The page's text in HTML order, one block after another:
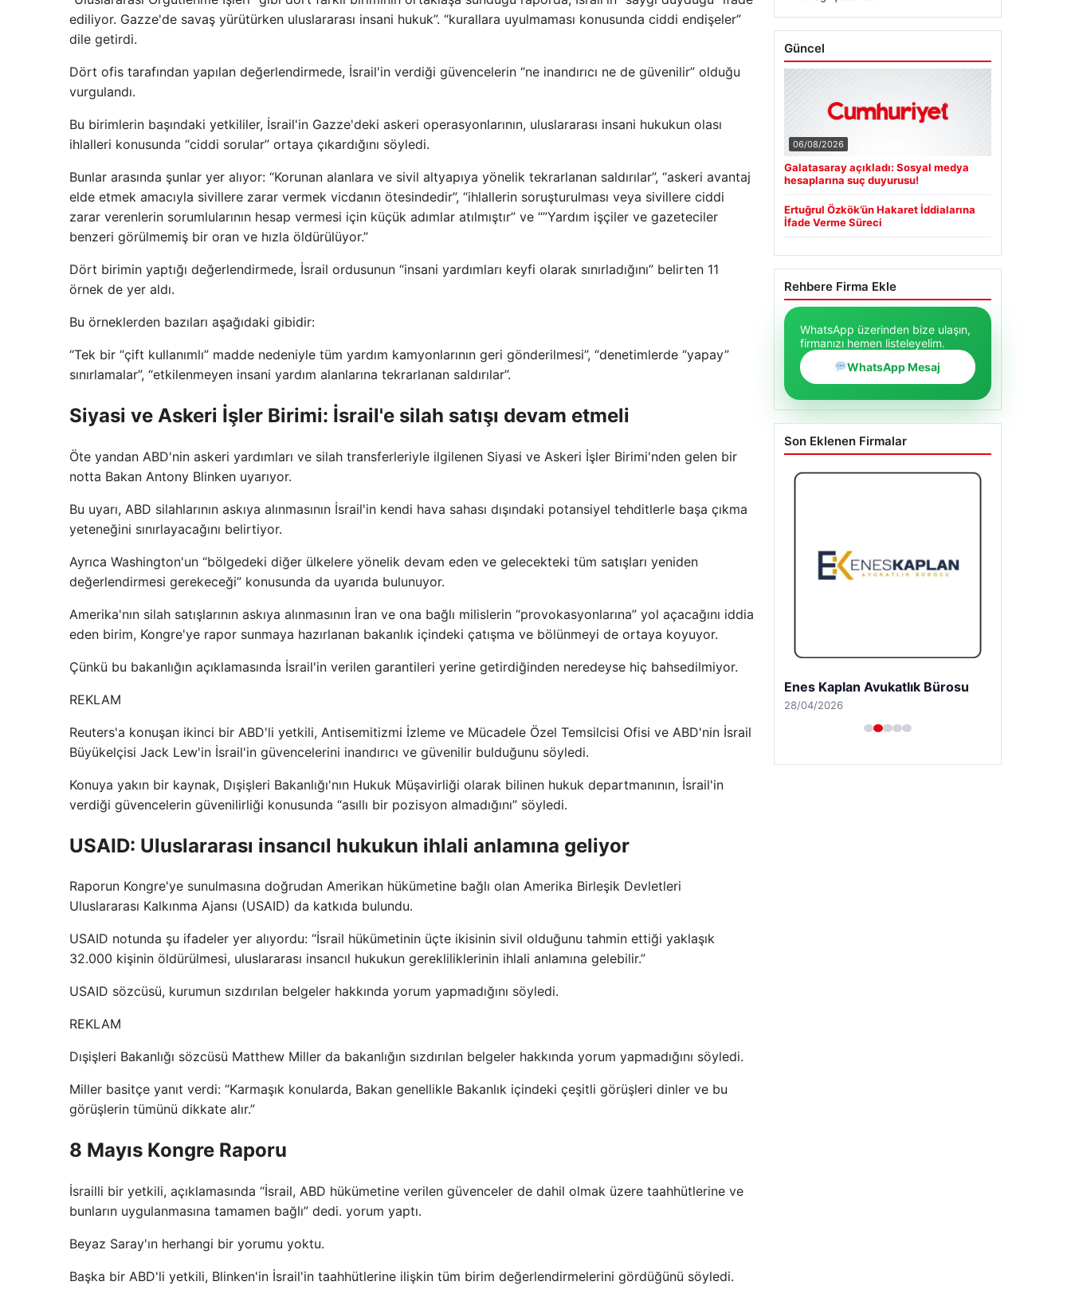
ediliyor. Gazze'de savaş yürütürken uluslararası insani hukuk”. “kurallara uyulmaması konusunda ciddi endişeler”
dile getirdi.
Dört ofis tarafından yapılan değerlendirmede, İsrail'in verdiği güvencelerin “ne inandırıcı ne de güvenilir” olduğu
vurgulandı.
Bu birimlerin başındaki yetkililer, İsrail'in Gazze'deki askeri operasyonlarının, uluslararası insani hukukun olası
ihlalleri konusunda “ciddi sorular” ortaya çıkardığını söyledi.
Bunlar arasında şunlar yer alıyor: “Korunan alanlara ve sivil altyapıya yönelik tekrarlanan saldırılar”, “askeri avantaj
elde etmek amacıyla sivillere zarar vermek vicdanın ötesindedir”, “ihlallerin soruşturulması veya sivillere ciddi
zarar verenlerin sorumlularının hesap vermesi için küçük adımlar atılmıştır” ve “”Yardım işçiler ve gazeteciler
benzeri görülmemiş bir oran ve hızla öldürülüyor.”
Dört birimin yaptığı değerlendirmede, İsrail ordusunun “insani yardımları keyfi olarak sınırladığını” belirten 11
örnek de yer aldı.
Bu örneklerden bazıları aşağıdaki gibidir:
“Tek bir “çift kullanımlı” madde nedeniyle tüm yardım kamyonlarının geri gönderilmesi”, “denetimlerde “yapay”
sınırlamalar”, “etkilenmeyen insani yardım alanlarına tekrarlanan saldırılar”.
Siyasi ve Askeri İşler Birimi: İsrail'e silah satışı devam etmeli
Öte yandan ABD'nin askeri yardımları ve silah transferleriyle ilgilenen Siyasi ve Askeri İşler Birimi'nden gelen bir
notta Bakan Antony Blinken uyarıyor.
Bu uyarı, ABD silahlarının askıya alınmasının İsrail'in kendi hava sahası dışındaki potansiyel tehditlerle başa çıkma
yeteneğini sınırlayacağını belirtiyor.
Ayrıca Washington'un “bölgedeki diğer ülkelere yönelik devam eden ve gelecekteki tüm satışları yeniden
değerlendirmesi gerekeceği” konusunda da uyarıda bulunuyor.
Amerika'nın silah satışlarının askıya alınmasının İran ve ona bağlı milislerin “provokasyonlarına” yol açacağını iddia
eden birim, Kongre'ye rapor sunmaya hazırlanan bakanlık içindeki çatışma ve bölünmeyi de ortaya koyuyor.
Çünkü bu bakanlığın açıklamasında İsrail'in verilen garantileri yerine getirdiğinden neredeyse hiç bahsedilmiyor.
REKLAM
Reuters'a konuşan ikinci bir ABD'li yetkili, Antisemitizmi İzleme ve Mücadele Özel Temsilcisi Ofisi ve ABD'nin İsrail
Büyükelçisi Jack Lew'in İsrail'in güvencelerini inandırıcı ve güvenilir bulduğunu söyledi.
Konuya yakın bir kaynak, Dışişleri Bakanlığı'nın Hukuk Müşavirliği olarak bilinen hukuk departmanının, İsrail'in
verdiği güvencelerin güvenilirliği konusunda “asıllı bir pozisyon almadığını” söyledi.
USAID: Uluslararası insancıl hukukun ihlali anlamına geliyor
Raporun Kongre'ye sunulmasına doğrudan Amerikan hükümetine bağlı olan Amerika Birleşik Devletleri
Uluslararası Kalkınma Ajansı (USAID) da katkıda bulundu.
USAID notunda şu ifadeler yer alıyordu: “İsrail hükümetinin üçte ikisinin sivil olduğunu tahmin ettiği yaklaşık
32.000 kişinin öldürülmesi, uluslararası insancıl hukukun gerekliliklerinin ihlali anlamına gelebilir.”
USAID sözcüsü, kurumun sızdırılan belgeler hakkında yorum yapmadığını söyledi.
REKLAM
Dışişleri Bakanlığı sözcüsü Matthew Miller da bakanlığın sızdırılan belgeler hakkında yorum yapmadığını söyledi.
Miller basitçe yanıt verdi: “Karmaşık konularda, Bakan genellikle Bakanlık içindeki çeşitli görüşleri dinler ve bu
görüşlerin tümünü dikkate alır.”
8 Mayıs Kongre Raporu
İsrailli bir yetkili, açıklamasında “İsrail, ABD hükümetine verilen güvenceler de dahil olmak üzere taahhütlerine ve
bunların uygulanmasına tamamen bağlı” dedi. yorum yaptı.
Beyaz Saray'ın herhangi bir yorumu yoktu.
Başka bir ABD'li yetkili, Blinken'in İsrail'in taahhütlerine ilişkin tüm birim değerlendirmelerini gördüğünü söyledi.
Olmaz denen oldu! Maç sırasında
yıldırım çarptı: O futbolcu hayatını
Dış Mekan Mimarisinde Konfor ve bahçe
mutfağı Çözümleri
Güncel
Galatasaray açıkladı: Sosyal medya
hesaplarına suç duyurusu!
Ertuğrul Özkök’ün Hakaret İddialarına
İfade Verme Süreci
Rehbere Firma Ekle
WhatsApp üzerinden bize ulaşın,
firmanızı hemen listeleyelim.
Son Eklenen Firmalar